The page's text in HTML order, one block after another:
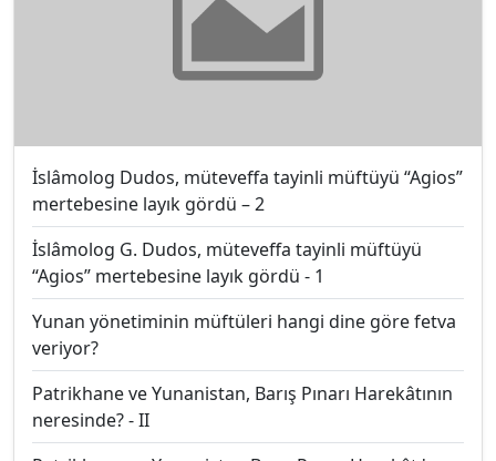
İslâmolog Dudos, müteveffa tayinli müftüyü “Agios”
mertebesine layık gördü – 2
İslâmolog G. Dudos, müteveffa tayinli müftüyü
“Agios” mertebesine layık gördü - 1
Yunan yönetiminin müftüleri hangi dine göre fetva
veriyor?
Patrikhane ve Yunanistan, Barış Pınarı Harekâtının
neresinde? - II